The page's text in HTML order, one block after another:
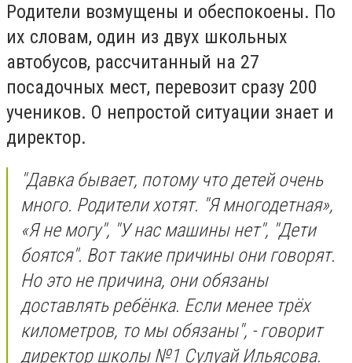
Родители возмущены и обеспокоены. По
их словам, один из двух школьных
автобусов, рассчитанный на 27
посадочных мест, перевозит сразу 200
учеников. О непростой ситуации знает и
директор.
"Давка бывает, потому что детей очень
много. Родители хотят. "Я многодетная»,
«Я не могу", "У нас машины нет", "Дети
боятся". Вот такие причины они говорят.
Но это не причина, они обязаны
доставлять ребёнка. Если менее трёх
километров, то мы обязаны", - говорит
директор школы №1 Сулуай Ильясова.